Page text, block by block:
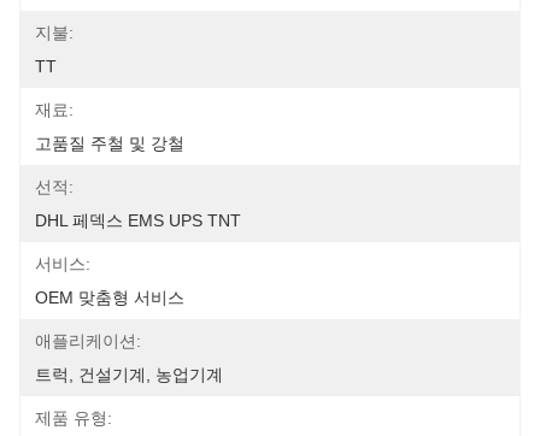
지불:
TT
재료:
고품질 주철 및 강철
선적:
DHL 페덱스 EMS UPS TNT
서비스:
OEM 맞춤형 서비스
애플리케이션:
트럭, 건설기계, 농업기계
제품 유형: